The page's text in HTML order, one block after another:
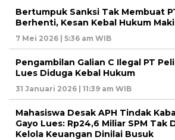
Bertumpuk Sanksi Tak Membuat
Berhenti, Kesan Kebal Hukum
7 Mei 2026 | 5:36 am WIB
Pengambilan Galian C Ilegal PT
Lues Diduga Kebal Hukum
31 Januari 2026 | 11:39 am WIB
Mahasiswa Desak APH Tindak
Gayo Lues: Rp24,6 Miliar SPM Tak
Kelola Keuangan Dinilai Busuk